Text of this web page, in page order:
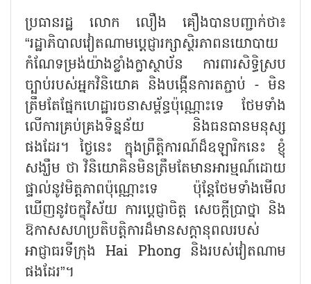
ប្រធានរដ្ឋ លោក លឿង គឿងបានបញ្ជាក់ថា៖
“រដ្ឋាភិបាលវៀតណាមប្តេជ្ញារក្សាស្ថិរភាពនយោបាយ
កំណែទម្រង់យ៉ាងខ្លាំងក្លាស្ថាប័ន ការពារសិទ្ធិស្រប
ច្បាប់របស់អ្នកវិនិយោគ និងបង្កើនការតភ្ជាប់ - មិន
ត្រឹមតែផ្នែកហេដ្ឋារចនាសម្ព័ន្ធប៉ុណ្ណោះទេ ថែមទាំង
លើការគ្រប់គ្រងទិន្នន័យ និងធនធានមនុស្ស
ផងដែរ។ ថ្ងៃនេះ ក្នុងព្រឹត្តិការណ៍ដ៏ឧឡារិកនេះ ខ្ញុំ
សង្ឃឹម ថា វិនិយោគិនមិនត្រឹមតែមានអារម្មណ៍ដោយ
ផ្ទាល់នូវមិត្តភាពប៉ុណ្ណោះទេ ប៉ុន្តែថែមទាំងមើល
ឃើញនូវចក្ខុវិស័យ ការប្តេជ្ញាចិត្ត សេចក្តីប្រាថ្នា និង
ឱកាសសហប្រតិបត្តិការដ៏មានសក្តានុពលរបស់
អាជ្ញាធរទីក្រុងHai Phong និងរបស់វៀតណាម
ផងដែរ”។